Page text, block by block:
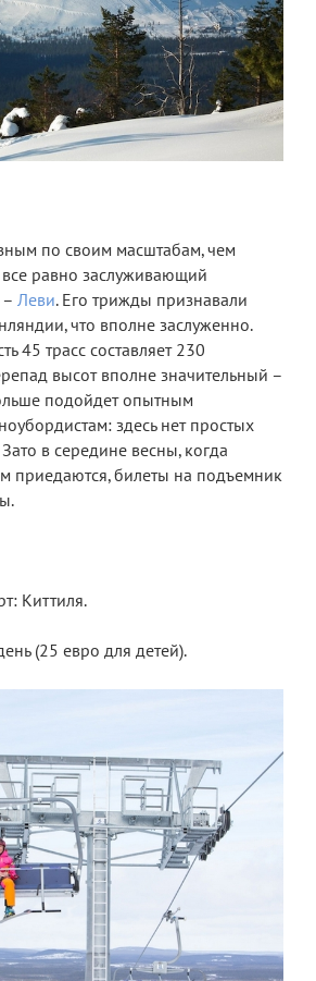
по своим масштабам, чем
равно заслуживающий
Леви. Его трижды признавали
что вполне заслуженно.
45 трасс составляет 230
высот вполне значительный –
подойдет опытным
здесь нет простых
в середине весны, когда
приедаются, билеты на подъемник
Киттиля.
(25 евро для детей).